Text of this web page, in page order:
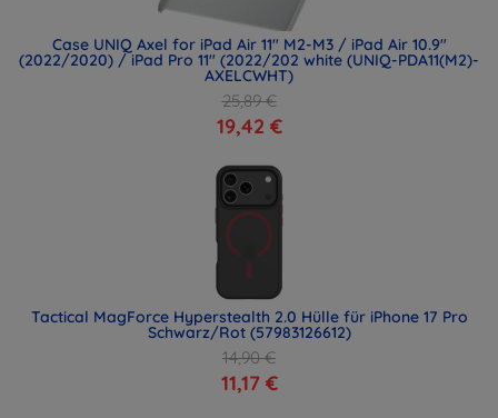
Case UNIQ Axel for iPad Air 11" M2-M3 / iPad Air 10.9"
(2022/2020) / iPad Pro 11" (2022/202 white (UNIQ-PDA11(M2)-
AXELCWHT)
25,89 €
19,42 €
Tactical MagForce Hyperstealth 2.0 Hülle für iPhone 17 Pro
Schwarz/Rot (57983126612)
14,90 €
11,17 €